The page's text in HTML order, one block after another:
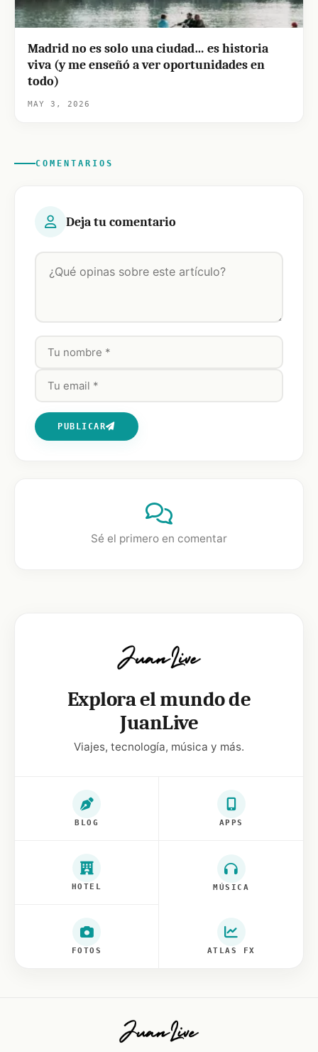
Madrid no es solo una ciudad… es historia
viva (y me enseñó a ver oportunidades en
todo)
MAY 3, 2026
COMENTARIOS
Deja tu comentario
PUBLICAR
Sé el primero en comentar
Explora el mundo de
JuanLive
Viajes, tecnología, música y más.
BLOG APPS
HOTEL MÚSICA
FOTOS ATLAS FX